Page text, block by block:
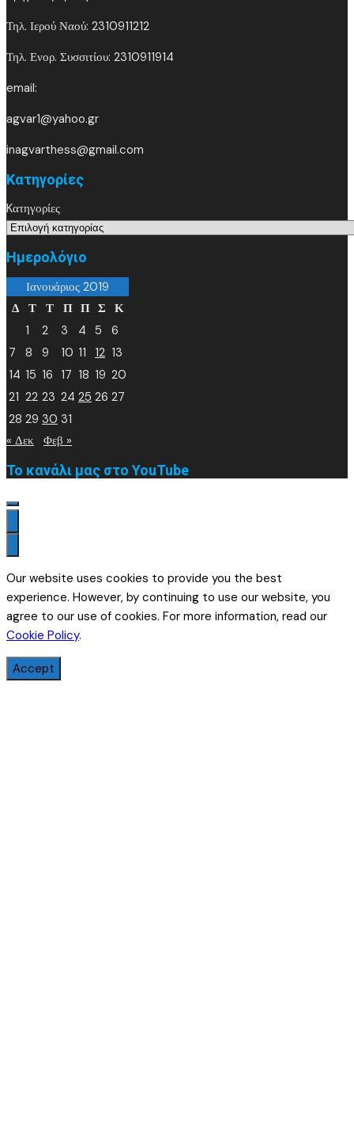
Τηλ. Ιερού Ναού: 2310911212
Τηλ. Ενορ. Συσσιτίου: 2310911914
email:
agvar1@yahoo.gr
inagvarthess@gmail.com
Kατηγορίες
Kατηγορίες
Ημερολόγιο
Ιανουάριος 2019
Δ Τ Τ Π Π Σ Κ
1
2 3 4 5
6
7
8 9 10 11 12 13
14 15 16 17 18 19 20
21 22 23 24 25 26 27
28 29 30 31
« Δεκ Φεβ »
Το κανάλι μας στο YouTube
Our website uses cookies to provide you the best
experience. However, by continuing to use our website, you
agree to our use of cookies. For more information, read our
Cookie Policy.
Accept